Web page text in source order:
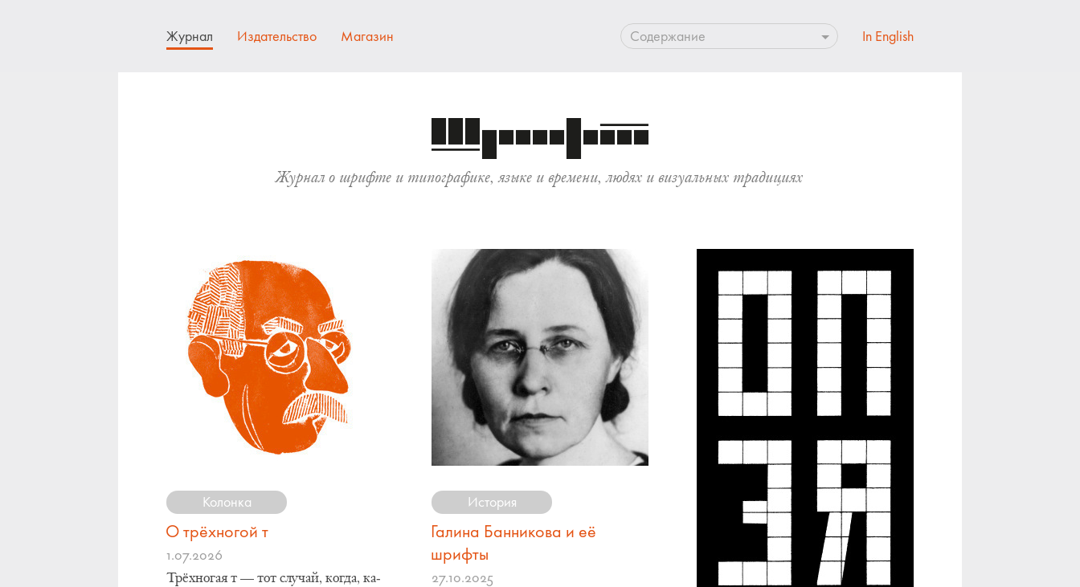
Журнал Издательство Магазин Содержание In English
Журнал о шрифте и типографике, языке и времени, людях и визуальных традициях
Колонка
О трёхногой т
1.07.2026
Трёх­но­гая т — тот слу­чай, ко­гда, ка­
История
Галина Банникова и её
шрифты
27.10.2025